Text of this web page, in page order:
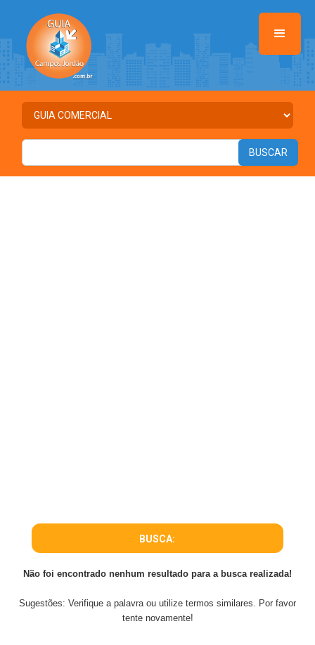
BUSCA:
Não foi encontrado nenhum resultado para a busca realizada!
Sugestões: Verifique a palavra ou utilize termos similares. Por favor
tente novamente!